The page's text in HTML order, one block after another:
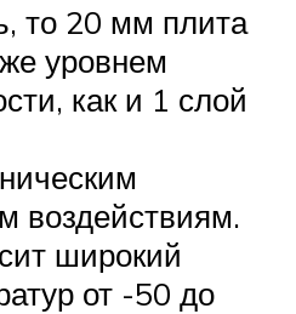
то 20 мм плита
уровнем
как и 1 слой
широкий
от -50 до